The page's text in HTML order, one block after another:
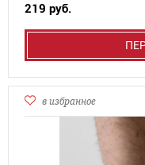
219 руб.
в избранное